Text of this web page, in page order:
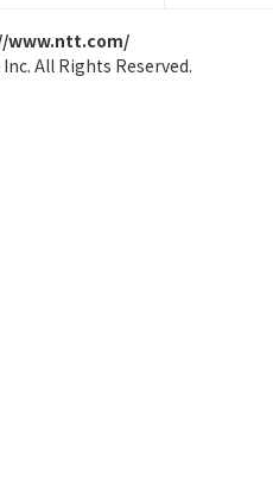
www.ntt.com/
Inc. All Rights Reserved.